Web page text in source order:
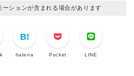
ションが含まれる場合があります
hatena Pocket LINE